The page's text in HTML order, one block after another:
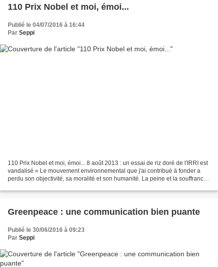
110 Prix Nobel et moi, émoi...
Publié le 04/07/2016 à 16:44
Par Seppi
110 Prix Nobel et moi, émoi... 8 août 2013 : un essai de riz doré de l'IRRI est
vandalisé « Le mouvement environnemental que j'ai contribué à fonder a
perdu son objectivité, sa moralité et son humanité. La peine et la souffrance
Greenpeace : une communication bien puante
Publié le 30/06/2016 à 09:23
Par Seppi